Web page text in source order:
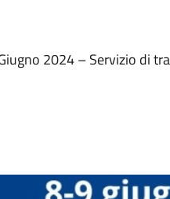
2024 – Servizio di